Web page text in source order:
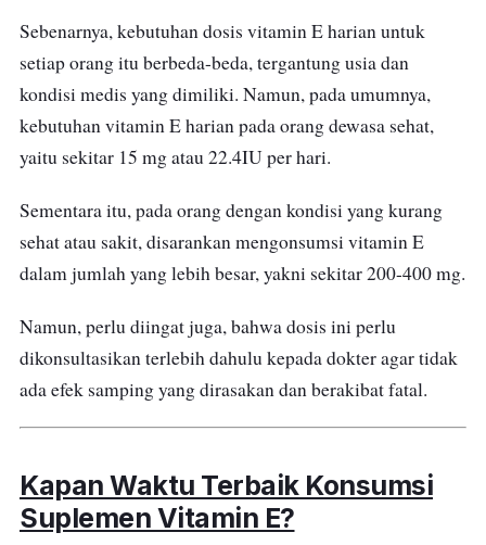
Sebenarnya, kebutuhan dosis vitamin E harian untuk
setiap orang itu berbeda-beda, tergantung usia dan
kondisi medis yang dimiliki. Namun, pada umumnya,
kebutuhan vitamin E harian pada orang dewasa sehat,
yaitu sekitar 15 mg atau 22.4IU per hari.
Sementara itu, pada orang dengan kondisi yang kurang
sehat atau sakit, disarankan mengonsumsi vitamin E
dalam jumlah yang lebih besar, yakni sekitar 200-400 mg.
Namun, perlu diingat juga, bahwa dosis ini perlu
dikonsultasikan terlebih dahulu kepada dokter agar tidak
ada efek samping yang dirasakan dan berakibat fatal.
Kapan Waktu Terbaik Konsumsi
Suplemen Vitamin E?